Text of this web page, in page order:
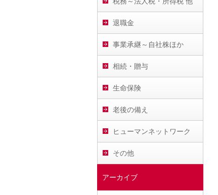
退職金
事業承継～自社株ほか
相続・贈与
生命保険
老後の備え
ヒューマンネットワーク
その他
アーカイブ